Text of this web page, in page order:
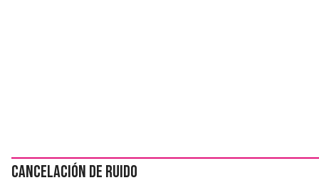
Cancelación de ruido